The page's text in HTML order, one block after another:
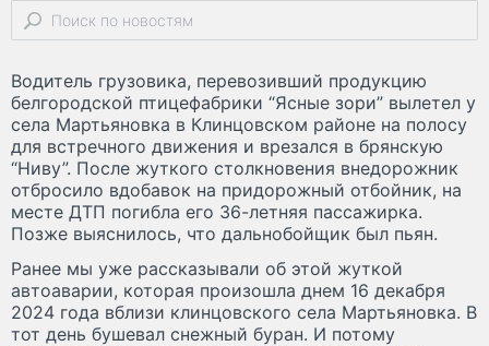
Водитель грузовика, перевозивший продукцию
белгородской птицефабрики “Ясные зори” вылетел у
села Мартьяновка в Клинцовском районе на полосу
для встречного движения и врезался в брянскую
“Ниву”. После жуткого столкновения внедорожник
отбросило вдобавок на придорожный отбойник, на
месте ДТП погибла его 36-летняя пассажирка.
Позже выяснилось, что дальнобойщик был пьян.
Ранее мы уже рассказывали об этой жуткой
автоаварии, которая произошла днем 16 декабря
2024 года вблизи клинцовского села Мартьяновка. В
тот день бушевал снежный буран. И потому